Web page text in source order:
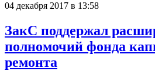
04 декабря 2017 в 13:58
ЗакС поддержал
полномочий фонда
ремонта